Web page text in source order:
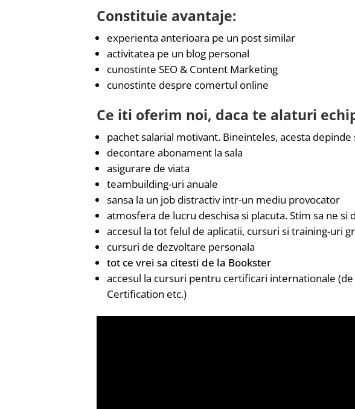
Constituie avantaje:
experienta anterioara pe un post similar
activitatea pe un blog personal
cunostinte SEO & Content Marketing
cunostinte despre comertul online
Ce iti oferim noi, daca te alaturi
pachet salarial motivant. Bineinteles, acesta
decontare abonament la sala
asigurare de viata
teambuilding-uri anuale
sansa la un job distractiv intr-un mediu provocator
atmosfera de lucru deschisa si placuta. Stim sa ne
accesul la tot felul de aplicatii, cursuri si training-uri
cursuri de dezvoltare personala
tot ce vrei sa citesti de la Bookster
accesul la cursuri pentru certificari internationale
Certification etc.)